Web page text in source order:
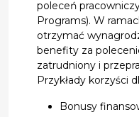
poleceń
Programs). W
otrzymać
benefity za
zatrudniony i
Przykłady korzyści
Bonusy